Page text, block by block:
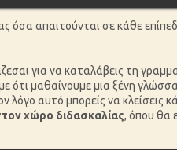
όσα απαιτούνται σε κάθε
για να καταλάβεις τη
ότι μαθαίνουμε μια ξένη
λόγο αυτό μπορείς να κλείσεις
χώρο διδασκαλίας, όπου θα